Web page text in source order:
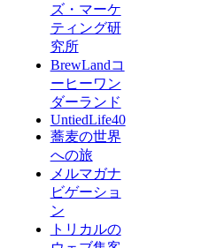
ズ・マーケ
ティング研
究所
BrewLandコ
ーヒーワン
ダーランド
UntiedLife40
蕎麦の世界
への旅
メルマガナ
ビゲーショ
ン
トリカルの